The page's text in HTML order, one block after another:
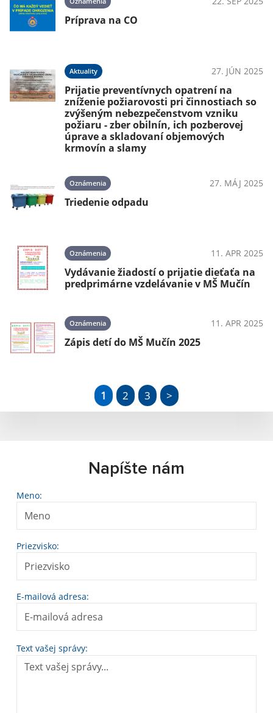
Príprava na CO
Aktuality 27. JÚN 2025
Prijatie preventívnych opatrení na
zníženie požiarovosti pri činnostiach so
zvýšeným nebezpečenstvom vzniku
požiaru - zber obilnín, ich pozberovej
úprave a skladovaní objemových
krmovín a slamy
Oznámenia 27. MÁJ 2025
Triedenie odpadu
Oznámenia 11. APR 2025
Vydávanie žiadostí o prijatie dieťaťa na
predprimárne vzdelávanie v MŠ Mučín
Oznámenia 11. APR 2025
Zápis detí do MŠ Mučín 2025
1 2 3 >
Napíšte nám
Meno:
Priezvisko:
E-mailová adresa:
Text vašej správy: